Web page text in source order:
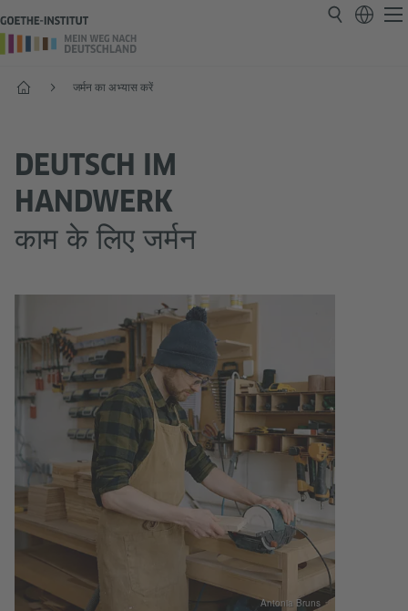
प्रारंभ जर्मन का अभ्यास करें
DEUTSCH IM
HANDWERK
काम के लिए जर्मन
Antonia Bruns